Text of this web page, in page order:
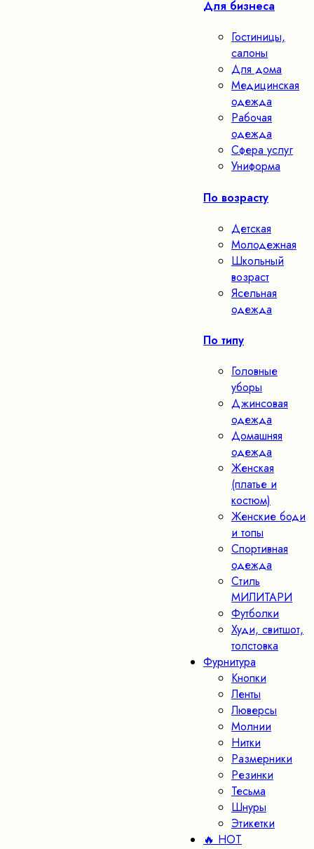
Для бизнеса
Гостиницы,
салоны
Для дома
Медицинская
одежда
Рабочая
одежда
Сфера услуг
Униформа
По возрасту
Детская
Молодежная
Школьный
возраст
Ясельная
одежда
По типу
Головные
уборы
Джинсовая
одежда
Домашняя
одежда
Женская
(платье и
костюм)
Женские боди
и топы
Спортивная
одежда
Стиль
МИЛИТАРИ
Футболки
Худи, свитшот,
толстовка
Фурнитура
Кнопки
Ленты
Люверсы
Молнии
Нитки
Размерники
Резинки
Тесьма
Шнуры
Этикетки
🔥 HOT